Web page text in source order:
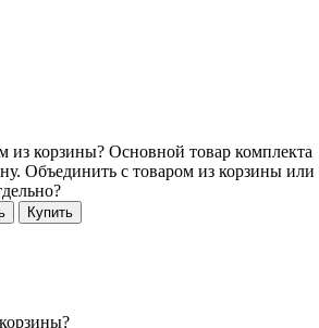
из корзины? Основной товар комплекта
Объединить с товаром из корзины или
Купить